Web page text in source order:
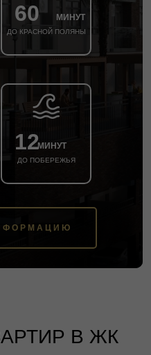
12МИНУТ
ДО ПОБЕРЕЖЬЯ
60 МИНУТ
ДО КРАСНОЙ ПОЛЯНЫ
В ЖК